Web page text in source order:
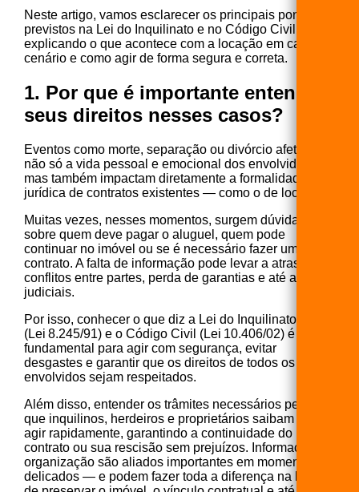
Neste artigo, vamos esclarecer os principais pontos
previstos na Lei do Inquilinato e no Código Civil,
explicando o que acontece com a locação em cada
cenário e como agir de forma segura e correta.
1. Por que é importante entender
seus direitos nesses casos?
Eventos como morte, separação ou divórcio afetam
não só a vida pessoal e emocional dos envolvidos,
mas também impactam diretamente a formalidade
jurídica de contratos existentes — como o de locação.
Muitas vezes, nesses momentos, surgem dúvidas
sobre quem deve pagar o aluguel, quem pode
continuar no imóvel ou se é necessário fazer um novo
contrato. A falta de informação pode levar a atrasos,
conflitos entre partes, perda de garantias e até ações
judiciais.
Por isso, conhecer o que diz a Lei do Inquilinato
(Lei 8.245/91) e o Código Civil (Lei 10.406/02) é
fundamental para agir com segurança, evitar
desgastes e garantir que os direitos de todos os
envolvidos sejam respeitados.
Além disso, entender os trâmites necessários permite
que inquilinos, herdeiros e proprietários saibam como
agir rapidamente, garantindo a continuidade do
contrato ou sua rescisão sem prejuízos. Informação e
organização são aliados importantes em momentos
delicados — e podem fazer toda a diferença na hora